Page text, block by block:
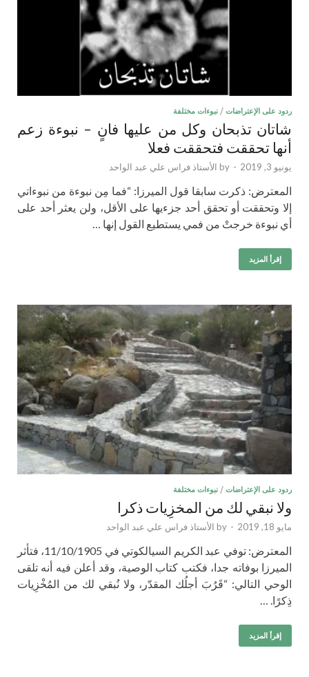
ردود على الإعتراضات / نبوءات مختلفة
شاتان تذبحان وكل من عليها فانٍ – نبوءة زعم
أنها تحققت فتحققت فعلا
يونيو 3, 2019 -
by الأستاذ فراس علي عبد الواحد
المعترض: ذكرت سابقا قول الميرزا: “فما مِن نبوءة من نبوءاتي
إلا وتحققت أو تحقق أحد جزءيها على الأقل، ولن يعثر أحد على
أي نبوءة خرجتْ من فمي يستطيع القول إنها …
إقرأ المزيد
ردود على الإعتراضات / نبوءات مختلفة
ولا نبقي لك من المخزِيات ذكرا
مايو 18, 2019 -
by الأستاذ فراس علي عبد الواحد
المعترض: توفي عبد الكريم السيالكوتي في 11/10/1905، فتأثر
الميرزا بوفاته جدا، فكتب كتاب الوصية، وقد أعلن فيه أنه تلقى
الوحي التالي: “قَرُبَ أجلُك المقدّر، ولا نُبقي لك من المُخْزِيات
ذِكرًا. …
إقرأ المزيد